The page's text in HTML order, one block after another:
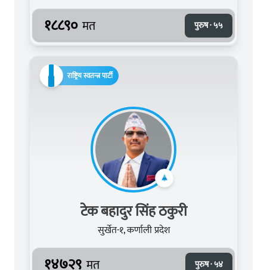
१८८९० मत पुरुष · ५५
राष्ट्रिय स्वतन्त्र पार्टी
टेक बहादुर सिंह ठकुरी
सुर्खेत-१, कर्णाली प्रदेश
१४७२९ मत पुरुष · ५४